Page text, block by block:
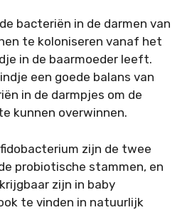
bacteriën in de darmen van
te koloniseren vanaf het
in de baarmoeder leeft.
een goede balans van
in de darmpjes om de
kunnen overwinnen.
zijn de twee
probiotische stammen, en
zijn in baby
te vinden in natuurlijk